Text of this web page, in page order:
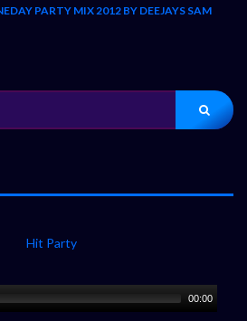
PARTY MIX 2012 BY DEEJAYS SAM
00:00